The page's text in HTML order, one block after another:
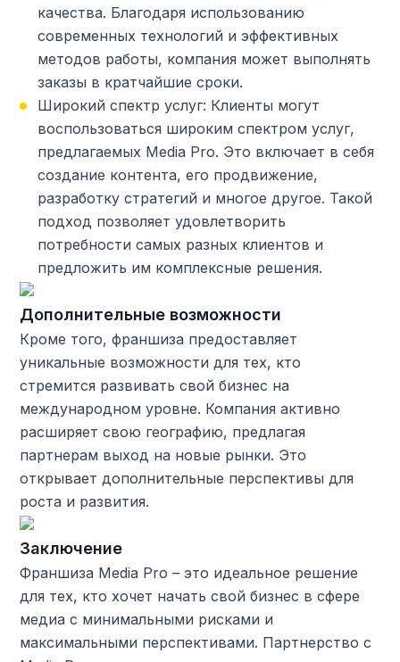
качества. Благодаря использованию
современных технологий и эффективных
методов работы, компания может выполнять
заказы в кратчайшие сроки.
Широкий спектр услуг: Клиенты могут
воспользоваться широким спектром услуг,
предлагаемых Media Pro. Это включает в себя
создание контента, его продвижение,
разработку стратегий и многое другое. Такой
подход позволяет удовлетворить
потребности самых разных клиентов и
предложить им комплексные решения.
Дополнительные возможности
Кроме того, франшиза предоставляет
уникальные возможности для тех, кто
стремится развивать свой бизнес на
международном уровне. Компания активно
расширяет свою географию, предлагая
партнерам выход на новые рынки. Это
открывает дополнительные перспективы для
роста и развития.
Заключение
Франшиза Media Pro – это идеальное решение
для тех, кто хочет начать свой бизнес в сфере
медиа с минимальными рисками и
максимальными перспективами. Партнерство с